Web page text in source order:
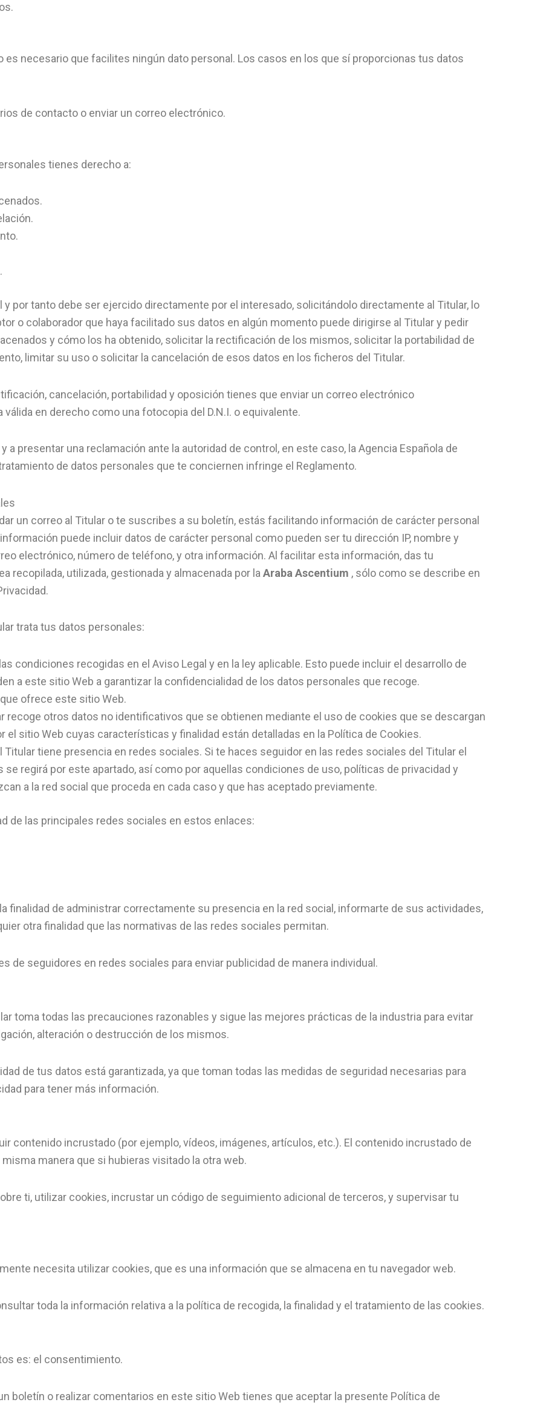
es necesario que facilites ningún dato personal. Los casos en los que sí proporcionas tus datos
de contacto o enviar un correo electrónico.
tienes derecho a:
por tanto debe ser ejercido directamente por el interesado, solicitándolo directamente al Titular, lo
o colaborador que haya facilitado sus datos en algún momento puede dirigirse al Titular y pedir
y cómo los ha obtenido, solicitar la rectificación de los mismos, solicitar la portabilidad de
limitar su uso o solicitar la cancelación de esos datos en los ficheros del Titular.
cancelación, portabilidad y oposición tienes que enviar un correo electrónico
válida en derecho como una fotocopia del D.N.I. o equivalente.
presentar una reclamación ante la autoridad de control, en este caso, la Agencia Española de
de datos personales que te conciernen infringe el Reglamento.
un correo al Titular o te suscribes a su boletín, estás facilitando información de carácter personal
puede incluir datos de carácter personal como pueden ser tu dirección IP, nombre y
electrónico, número de teléfono, y otra información. Al facilitar esta información, das tu
recopilada, utilizada, gestionada y almacenada por la Araba Ascentium , sólo como se describe en
trata tus datos personales:
condiciones recogidas en el Aviso Legal y en la ley aplicable. Esto puede incluir el desarrollo de
a este sitio Web a garantizar la confidencialidad de los datos personales que recoge.
ofrece este sitio Web.
recoge otros datos no identificativos que se obtienen mediante el uso de cookies que se descargan
el sitio Web cuyas características y finalidad están detalladas en la Política de Cookies.
tiene presencia en redes sociales. Si te haces seguidor en las redes sociales del Titular el
regirá por este apartado, así como por aquellas condiciones de uso, políticas de privacidad y
a la red social que proceda en cada caso y que has aceptado previamente.
de las principales redes sociales en estos enlaces:
finalidad de administrar correctamente su presencia en la red social, informarte de sus actividades,
otra finalidad que las normativas de las redes sociales permitan.
de seguidores en redes sociales para enviar publicidad de manera individual.
toma todas las precauciones razonables y sigue las mejores prácticas de la industria para evitar
alteración o destrucción de los mismos.
de tus datos está garantizada, ya que toman todas las medidas de seguridad necesarias para
para tener más información.
contenido incrustado (por ejemplo, vídeos, imágenes, artículos, etc.). El contenido incrustado de
manera que si hubieras visitado la otra web.
ti, utilizar cookies, incrustar un código de seguimiento adicional de terceros, y supervisar tu
necesita utilizar cookies, que es una información que se almacena en tu navegador web.
toda la información relativa a la política de recogida, la finalidad y el tratamiento de las cookies.
es: el consentimiento.
boletín o realizar comentarios en este sitio Web tienes que aceptar la presente Política de